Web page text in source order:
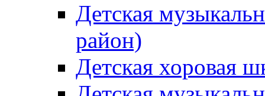
Детская
район)
Детская хоровая